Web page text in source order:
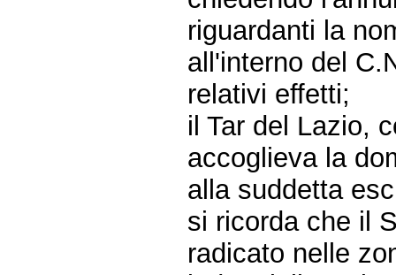
riguardanti la
all'interno del
relativi effetti;
il Tar del Lazio,
accoglieva la
alla suddetta
si ricorda che il
radicato nelle